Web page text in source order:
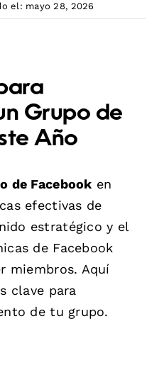
el: mayo 28, 2026
Grupo de
Año
de Facebook en
efectivas de
estratégico y el
de Facebook
miembros. Aquí
clave para
de tu grupo.